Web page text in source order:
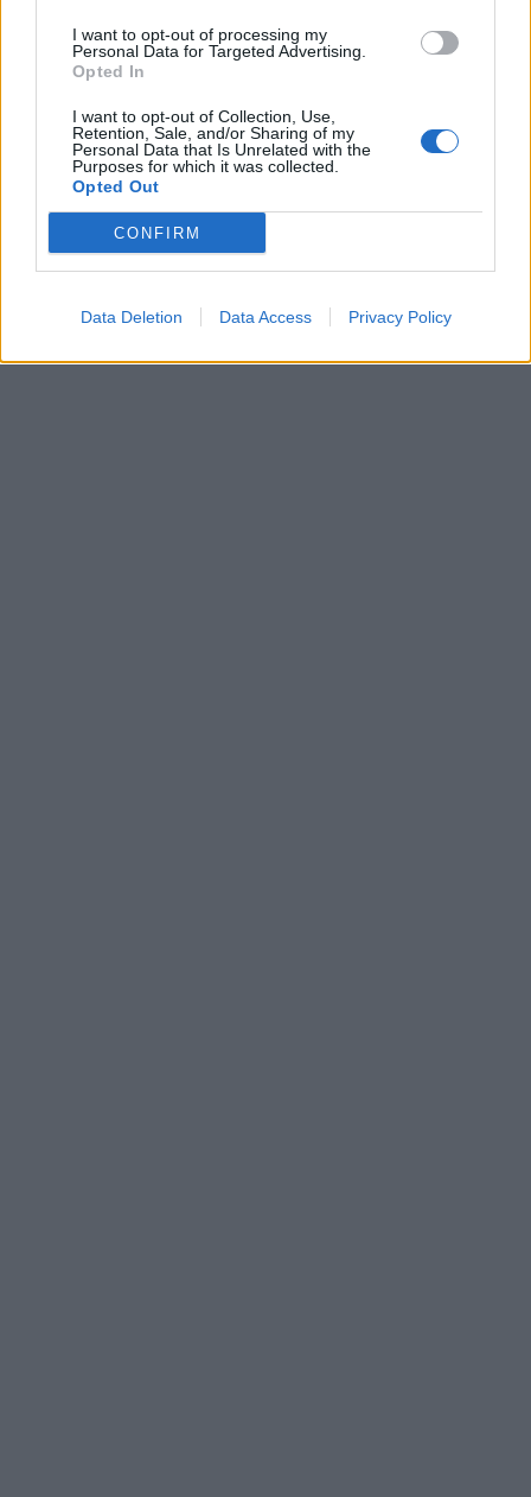
I want to opt-out of processing my
Personal Data for Targeted Advertising.
Opted In
I want to opt-out of Collection, Use,
Retention, Sale, and/or Sharing of my
Personal Data that Is Unrelated with the
Purposes for which it was collected.
Opted Out
CONFIRM
Data Deletion Data Access Privacy Policy